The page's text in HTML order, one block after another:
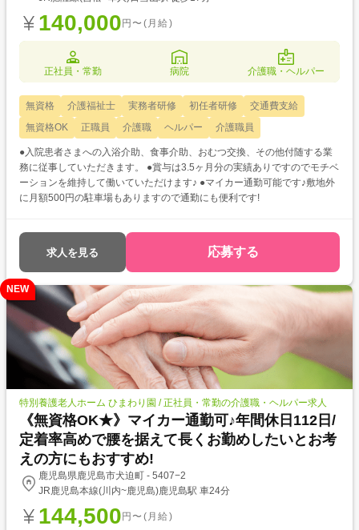
140,000 円〜(月給)
正社員・常勤 病院 介護職・ヘルパー
無資格 介護福祉士 実務者研修 初任者研修
交通費支給
無資格OK
正職員 介護職 ヘルパー 介護職員
●入院患者さまへの入浴介助、食事介助、おむつ交換、その他付随する業
務に従事していただきます。 ●賞与は3.5ヶ月分の実績ありですのでモチベ
ーションを維持して働いていただけます♪ ●マイカー通勤可能です♪敷地外
に月額500円の駐車場もありますので通勤にも便利です!
求人を見る 応募する
NEW
特別養護老人ホーム ひまわり園 / 正社員・常勤の介護職・ヘルパー求人
《無資格OK★》マイカー通勤可♪年間休日112日/
定着率高めで腰を据えて長くお勤めしたいとお考
えの方にもおすすめ!
鹿児島県鹿児島市犬迫町 - 5407−2
JR鹿児島本線(川内~鹿児島)鹿児島駅 車24分
144,500 円〜(月給)